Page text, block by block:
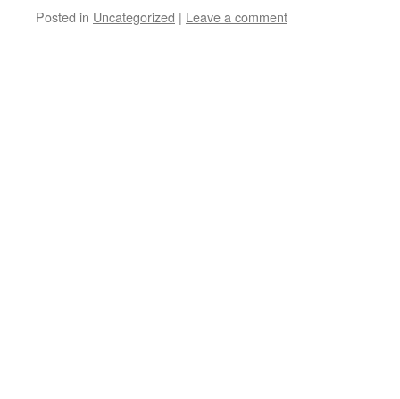
Posted in Uncategorized | Leave a comment